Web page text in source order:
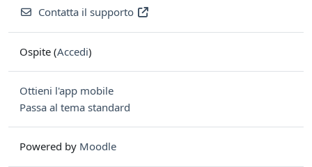
Contatta il supporto
Ospite (Accedi)
Ottieni l'app mobile
Passa al tema standard
Powered by Moodle